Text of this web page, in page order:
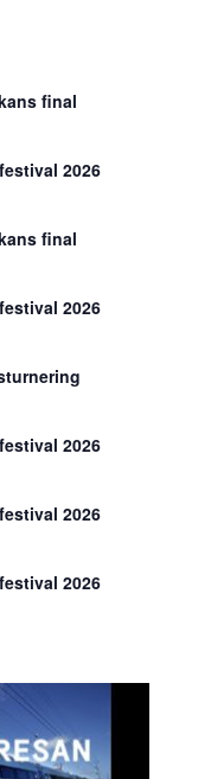
final
2026
final
2026
2026
2026
2026